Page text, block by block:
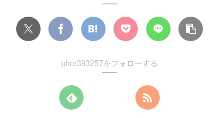
phre393257をフォローする